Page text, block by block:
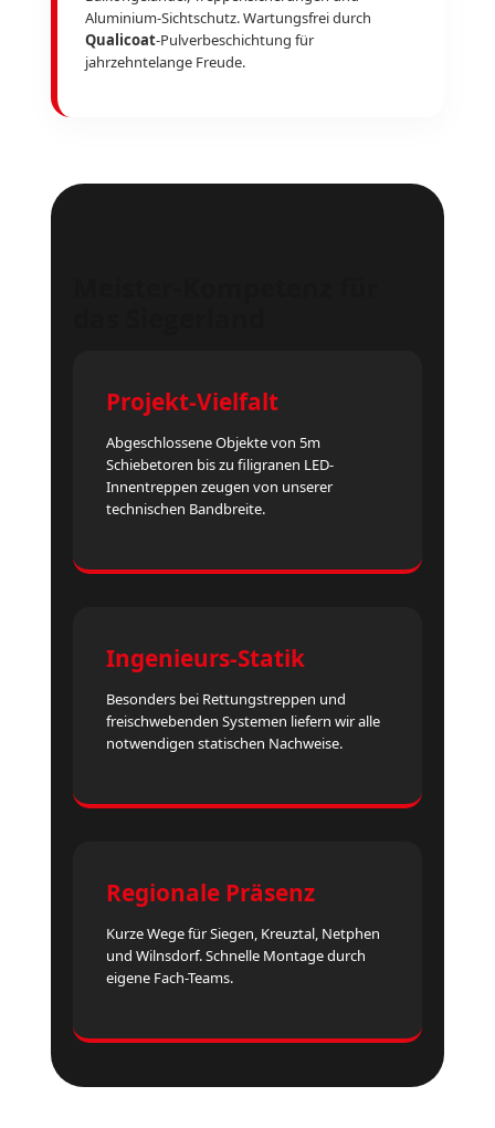
Aluminium-Sichtschutz. Wartungsfrei durch
Qualicoat-Pulverbeschichtung für
jahrzehntelange Freude.
Projekt-Vielfalt
Abgeschlossene Objekte von 5m
Schiebetoren bis zu filigranen LED-
Innentreppen zeugen von unserer
technischen Bandbreite.
Ingenieurs-Statik
Besonders bei Rettungstreppen und
freischwebenden Systemen liefern wir alle
notwendigen statischen Nachweise.
Regionale Präsenz
Kurze Wege für Siegen, Kreuztal, Netphen
und Wilnsdorf. Schnelle Montage durch
eigene Fach-Teams.